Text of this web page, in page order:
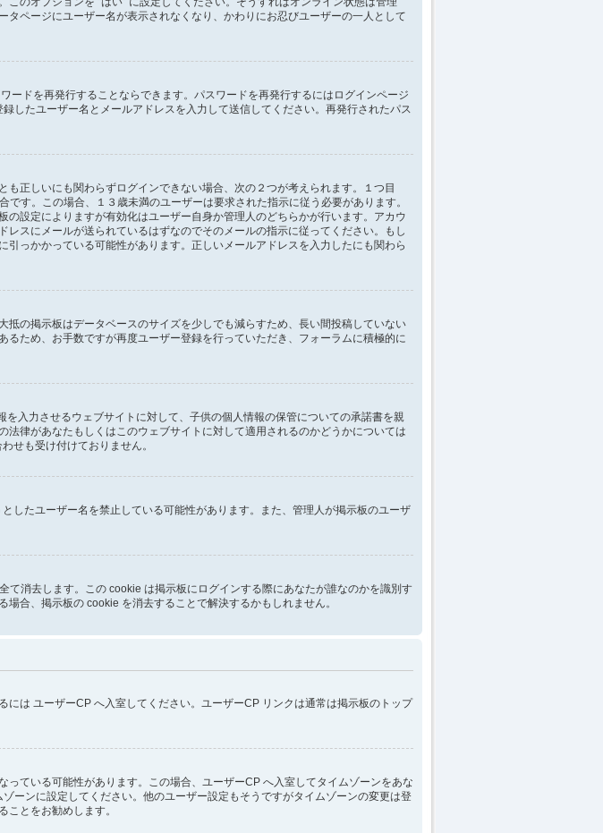
ページにユーザー名が表示されなくなり、かわりにお忍びユーザーの一人として
ドを再発行することならできます。パスワードを再発行するにはログインページ
したユーザー名とメールアドレスを入力して送信してください。再発行されたパス
正しいにも関わらずログインできない場合、次の２つが考えられます。１つ目
す。この場合、１３歳未満のユーザーは要求された指示に従う必要があります。
設定によりますが有効化はユーザー自身か管理人のどちらかが行います。アカウ
スにメールが送られているはずなのでそのメールの指示に従ってください。もし
っかかっている可能性があります。正しいメールアドレスを入力したにも関わら
の掲示板はデータベースのサイズを少しでも減らすため、長い間投稿していない
ため、お手数ですが再度ユーザー登録を行っていただき、フォーラムに積極的に
入力させるウェブサイトに対して、子供の個人情報の保管についての承諾書を親
律があなたもしくはこのウェブサイトに対して適用されるのかどうかについては
せも受け付けておりません。
したユーザー名を禁止している可能性があります。また、管理人が掲示板のユーザ
て消去します。この cookie は掲示板にログインする際にあなたが誰なのかを識別す
合、掲示板の cookie を消去することで解決するかもしれません。
は ユーザーCP へ入室してください。ユーザーCP リンクは通常は掲示板のトップ
ている可能性があります。この場合、ユーザーCP へ入室してタイムゾーンをあな
ーンに設定してください。他のユーザー設定もそうですがタイムゾーンの変更は登
とをお勧めします。